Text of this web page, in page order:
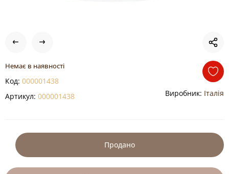
Немає в наявності
Код: 000001438
Артикул: 000001438 Виробник: Італія
Продано